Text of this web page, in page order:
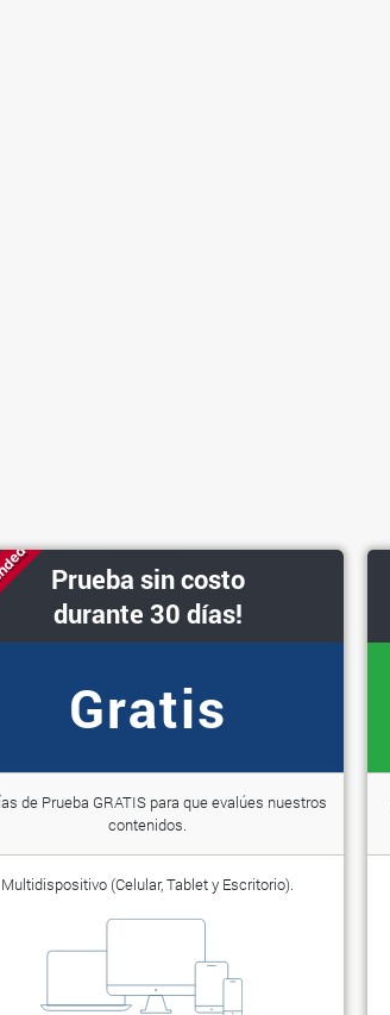
Prueba sin costo
durante 30 días!
Gratis
de Prueba GRATIS para que evalúes nuestros
contenidos.
Multidispositivo (Celular, Tablet y Escritorio).